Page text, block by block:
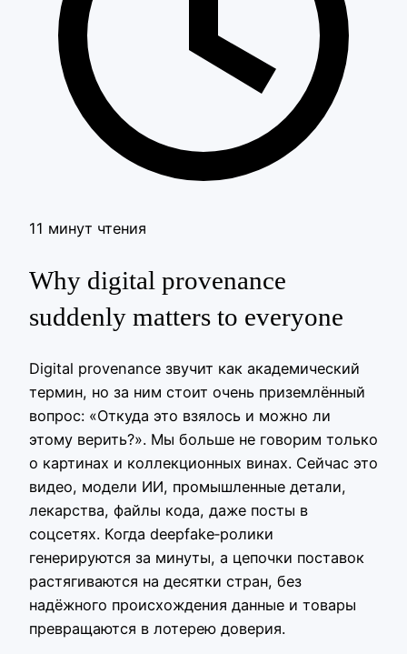
11 минут чтения
Why digital provenance
suddenly matters to everyone
Digital provenance звучит как академический
термин, но за ним стоит очень приземлённый
вопрос: «Откуда это взялось и можно ли
этому верить?». Мы больше не говорим только
о картинах и коллекционных винах. Сейчас это
видео, модели ИИ, промышленные детали,
лекарства, файлы кода, даже посты в
соцсетях. Когда deepfake‑ролики
генерируются за минуты, а цепочки поставок
растягиваются на десятки стран, без
надёжного происхождения данные и товары
превращаются в лотерею доверия.